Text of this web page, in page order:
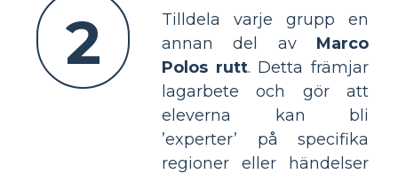
2
Tilldela varje grupp en
annan del av Marco
Polos rutt. Detta främjar
lagarbete och gör att
eleverna kan bli
’experter’ på specifika
regioner eller händelser